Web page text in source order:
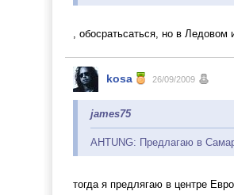
, обосратьсаться, но в
kosa 26/09/2009
james75
AHTUNG: Предлагаю в
тогда я предлягаю в центре